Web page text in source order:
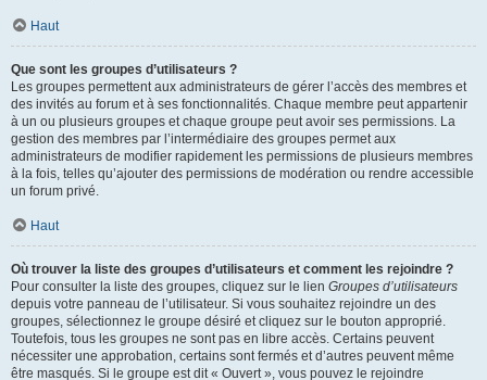
Haut
Que sont les groupes d’utilisateurs ?
Les groupes permettent aux administrateurs de gérer l’accès des membres et
des invités au forum et à ses fonctionnalités. Chaque membre peut appartenir
à un ou plusieurs groupes et chaque groupe peut avoir ses permissions. La
gestion des membres par l’intermédiaire des groupes permet aux
administrateurs de modifier rapidement les permissions de plusieurs membres
à la fois, telles qu’ajouter des permissions de modération ou rendre accessible
un forum privé.
Haut
Où trouver la liste des groupes d’utilisateurs et comment les rejoindre ?
Pour consulter la liste des groupes, cliquez sur le lien Groupes d’utilisateurs
depuis votre panneau de l’utilisateur. Si vous souhaitez rejoindre un des
groupes, sélectionnez le groupe désiré et cliquez sur le bouton approprié.
Toutefois, tous les groupes ne sont pas en libre accès. Certains peuvent
nécessiter une approbation, certains sont fermés et d’autres peuvent même
être masqués. Si le groupe est dit « Ouvert », vous pouvez le rejoindre